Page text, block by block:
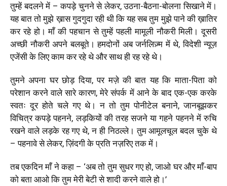
तुम्हें बदलने में – कपड़े चुनने से लेकर, उठना-बैठना-बोलना सिखाने में।
यह बात तो मुझे ख़ास गुदगुदा रही थी कि यह सब तुम मुझे पाने की ख़ातिर
कर रहे हो। माँ की पहचान से तुम्हें पहली मामूली नौकरी मिली। दूसरी
अच्छी नौकरी अपने बलबूते। हमदोनों अब जर्नलिज़्म में थे, विदेशी न्यूज़
एजेंसी के लिए काम कर रहे थे और साथ ही रह रहे थे।
तुमने अपना घर छोड़ दिया, पर मज़े की बात यह कि माता-पिता को
परेशान करने वाले सारे कारण, मेरे संपर्क में आने के बाद एक-एक करके
स्वतः दूर होते चले गए थे। न तो तुम पोनीटेल बनाने, जानबूझकर
विचित्र कपड़े पहनने, लड़कियों की तरह सजने या गहने पहनने में रुचि
रखने वाले लड़के रह गए थे, न ही निठल्ले। तुम आमूलचूल बदल चुके थे
– पहनावे से लेकर, ज़िंदगी के प्रति नज़रिए तक में।
तब एकदिन माँ ने कहा – ‘अब तो तुम सुधर गए हो, जाओ घर और माँ-बाप
को बता आओ कि तुम मेरी बेटी से शादी करने वाले हो।’